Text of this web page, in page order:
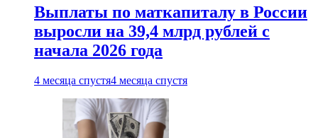
Выплаты по маткапиталу в России
выросли на 39,4 млрд рублей с
начала 2026 года
4 месяца спустя4 месяца спустя